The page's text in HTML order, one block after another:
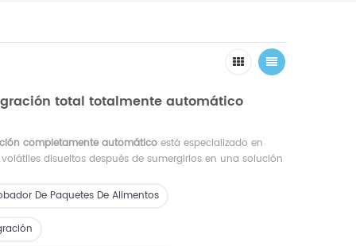
total totalmente automático
completamente automático está especializado en
disueltos después de sumergirlos en una solución
De Paquetes De Alimentos